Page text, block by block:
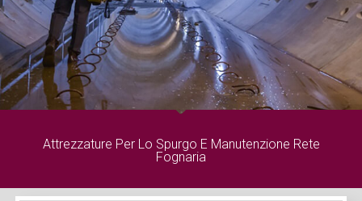
Attrezzature Per Lo Spurgo E Manutenzione Rete
Fognaria